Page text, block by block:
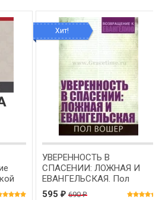
Хит!
УВЕРЕННОСТЬ В
СПАСЕНИИ: ЛОЖНАЯ И
ЕВАНГЕЛЬСКАЯ. Пол
Вошер
595 ₽ 690₽